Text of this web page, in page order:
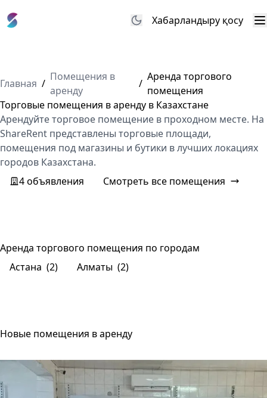
Хабарландыру қосу
Главная /
Помещения в
аренду
/
Аренда торгового
помещения
Торговые помещения в аренду в Казахстане
Арендуйте торговое помещение в проходном месте. На
ShareRent представлены торговые площади,
помещения под магазины и бутики в лучших локациях
городов Казахстана.
4 объявления
Смотреть все помещения
Аренда торгового помещения по городам
Астана (2) Алматы (2)
Новые помещения в аренду